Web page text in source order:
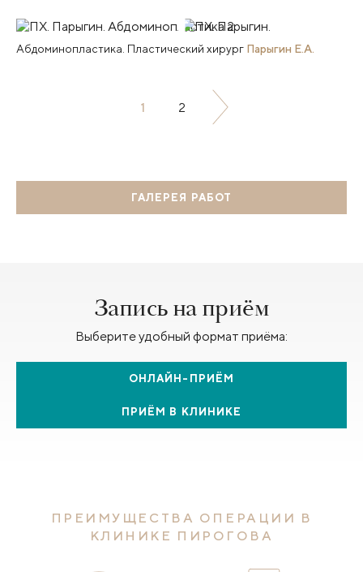
Абдоминопластика. Пластический хирург Парыгин Е.А.
1 2
ГАЛЕРЕЯ РАБОТ
Запись на приём
Выберите удобный формат приёма:
ОНЛАЙН-ПРИЁМ
ПРИЁМ В КЛИНИКЕ
ПРЕИМУЩЕСТВА ОПЕРАЦИИ В
КЛИНИКЕ ПИРОГОВА